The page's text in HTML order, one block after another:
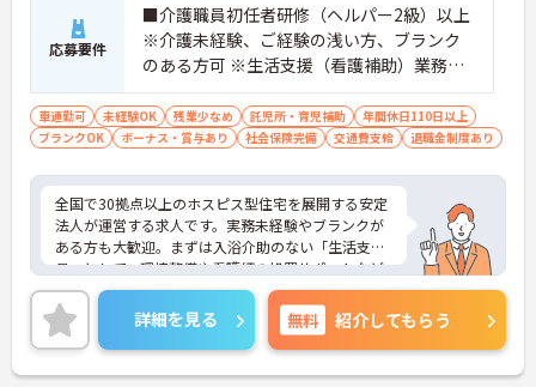
応募要件
■介護職員初任者研修（ヘルパー2級）以上
※介護未経験、ご経験の浅い方、ブランク
のある方可 ※生活支援（看護補助）業務か
ら経験し、訪問介護員へのキャリアアップ
を目指せます
車通勤可 未経験OK 残業少なめ 託児所・育児補助
年間休日110日以上
ブランクOK
ボーナス・賞与あり 社会保険完備 交通費支給 退職金制度あり
全国で30拠点以上のホスピス型住宅を展開する安定
法人が運営する求人です。実務未経験やブランクが
ある方も大歓迎。まずは入浴介助のない「生活支援
員」として、環境整備や看護師の処置サポートなど
の業務からスタートし、無理なくホスピスケアの経
験を積むことができ、ゆくゆくは訪問介護員へステ
ップアップすることも可能です。残業は全社平均月5
時間程度と少なく、連続休暇の取得で支援金が支給
される独自の制度や、自由診療の割引が受けられる
詳細を見る 無料 紹介してもらう